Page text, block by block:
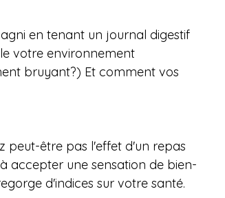
en tenant un journal digestif
votre environnement
bruyant?) Et comment vos
peut-être pas l'effet d'un repas
accepter une sensation de bien-
d'indices sur votre santé.